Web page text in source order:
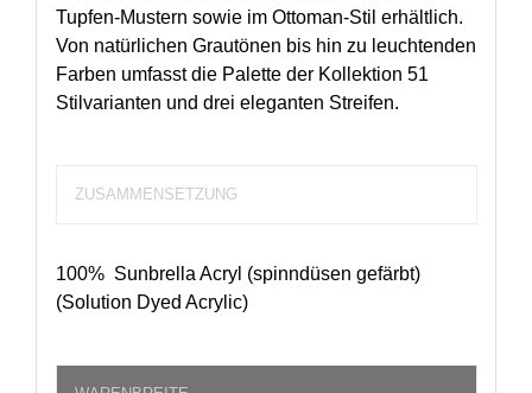
Tupfen-Mustern sowie im Ottoman-Stil erhältlich.
Von natürlichen Grautönen bis hin zu leuchtenden
Farben umfasst die Palette der Kollektion 51
Stilvarianten und drei eleganten Streifen.
ZUSAMMENSETZUNG
100% Sunbrella Acryl (spinndüsen gefärbt)
(Solution Dyed Acrylic)